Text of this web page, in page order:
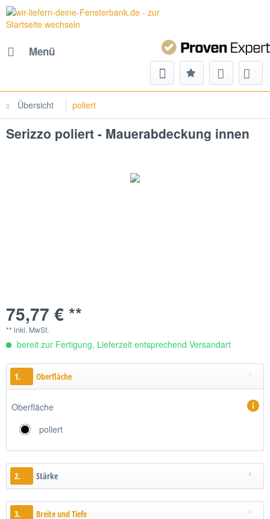
Menü
Übersicht poliert
Serizzo poliert - Mauerabdeckung innen
75,77 € **
** inkl. MwSt.
bereit zur Fertigung, Lieferzeit entsprechend Versandart
1. Oberfläche
Oberfläche
poliert
2. Stärke
3. Breite und Tiefe